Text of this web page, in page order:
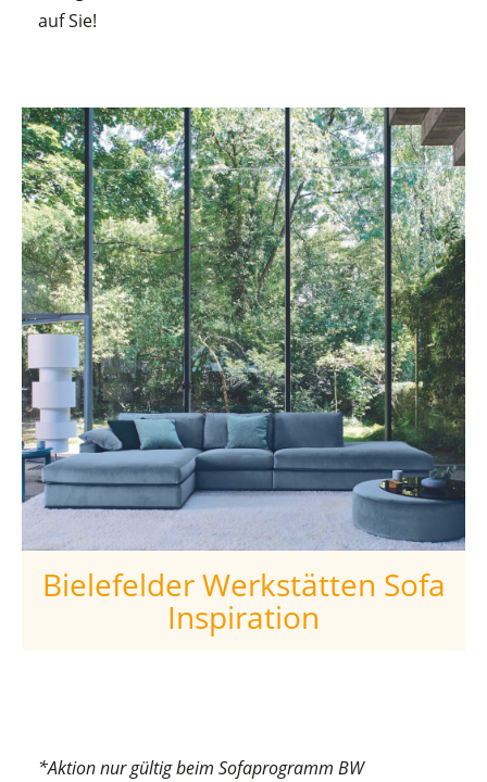
auf Sie!
Bielefelder Werkstätten Sofa
Inspiration
*Aktion nur gültig beim Sofaprogramm BW